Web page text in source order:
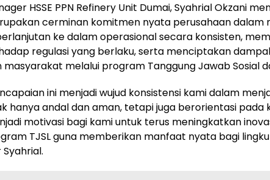
HSSE PPN Refinery Unit Dumai, Syahrial Okzani
cerminan komitmen nyata perusahaan dalam
ke dalam operasional secara konsisten,
regulasi yang berlaku, serta menciptakan
masyarakat melalui program Tanggung Jawab Sosial
ini menjadi wujud konsistensi kami dalam
hanya andal dan aman, tetapi juga berorientasi pada
motivasi bagi kami untuk terus meningkatkan
TJSL guna memberikan manfaat nyata bagi
Syahrial.